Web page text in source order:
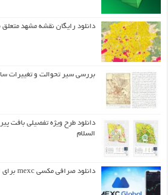
دانلود رایگان نقشه مشهد متعلق به
بررسی سیر تحوالت و تغییرات
دانلود طرح ويژه تفصيلي بافت
السلام
دانلود صرافی مکسی mexc برای اندروید